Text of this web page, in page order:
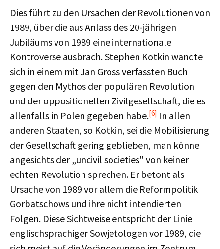
Dies führt zu den Ursachen der Revolutionen von
1989, über die aus Anlass des 20-jährigen
Jubiläums von 1989 eine internationale
Kontroverse ausbrach. Stephen Kotkin wandte
sich in einem mit Jan Gross verfassten Buch
gegen den Mythos der populären Revolution
und der oppositionellen Zivilgesellschaft, die es
allenfalls in Polen gegeben habe.[6] In allen
anderen Staaten, so Kotkin, sei die Mobilisierung
der Gesellschaft gering geblieben, man könne
angesichts der „uncivil societies" von keiner
echten Revolution sprechen. Er betont als
Ursache von 1989 vor allem die Reformpolitik
Gorbatschows und ihre nicht intendierten
Folgen. Diese Sichtweise entspricht der Linie
englischsprachiger Sowjetologen vor 1989, die